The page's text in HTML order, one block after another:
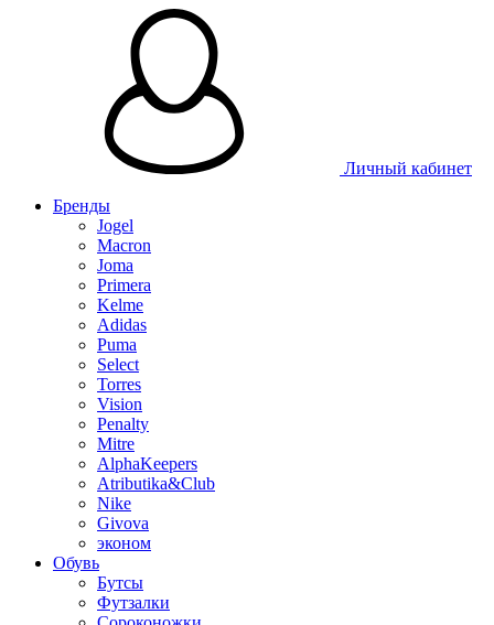
Личный кабинет
Бренды
Jogel
Macron
Joma
Primera
Kelme
Adidas
Puma
Select
Torres
Vision
Penalty
Mitre
AlphaKeepers
Atributika&Club
Nike
Givova
эконом
Обувь
Бутсы
Футзалки